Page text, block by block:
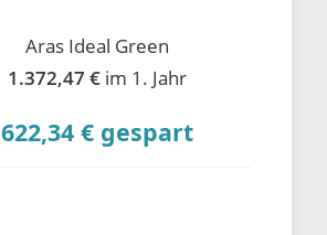
Aras Ideal Green
1.372,47 € im 1. Jahr
622,34 € gespart